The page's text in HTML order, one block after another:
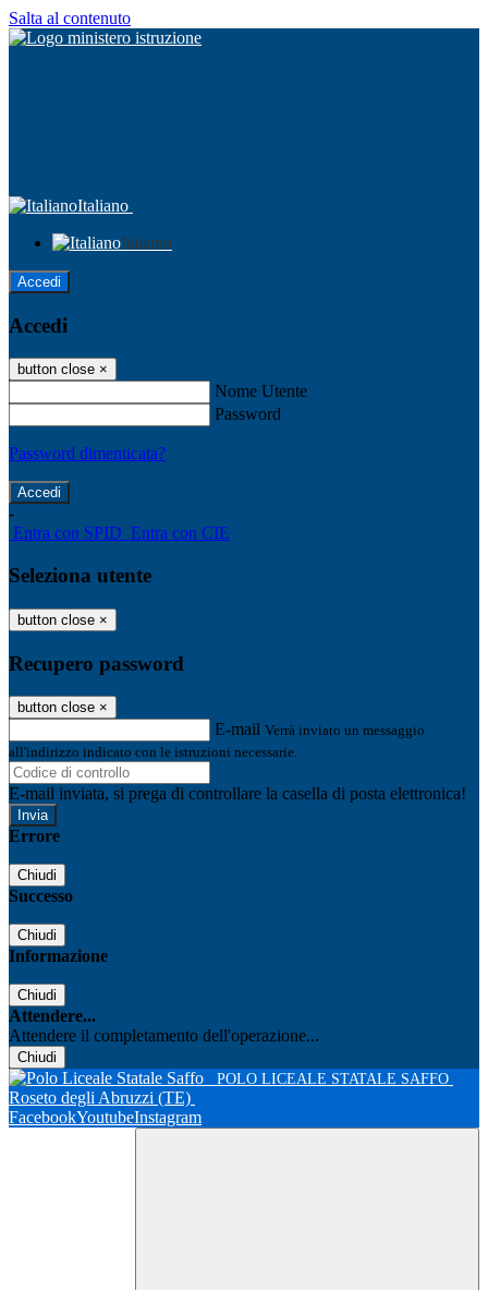
Salta al contenuto
Italiano
Italiano
Accedi
Accedi
button close ×
Nome Utente
Password
Password dimenticata?
-
Entra con SPID Entra con CIE
Seleziona utente
button close ×
Recupero password
button close ×
E-mail Verrà inviato un messaggio
all'indirizzo indicato con le istruzioni necessarie.
E-mail inviata, si prega di controllare la casella di posta elettronica!
Errore
Chiudi
Successo
Chiudi
Informazione
Chiudi
Attendere...
Attendere il completamento dell'operazione...
Chiudi
POLO LICEALE STATALE SAFFO
Roseto degli Abruzzi (TE)
FacebookYoutubeInstagram